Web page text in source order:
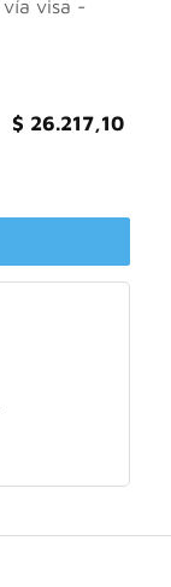
es:
vía visa -
$ 26.217,10